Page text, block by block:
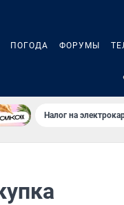
ПОГОДА ФОРУМЫ
Налог на